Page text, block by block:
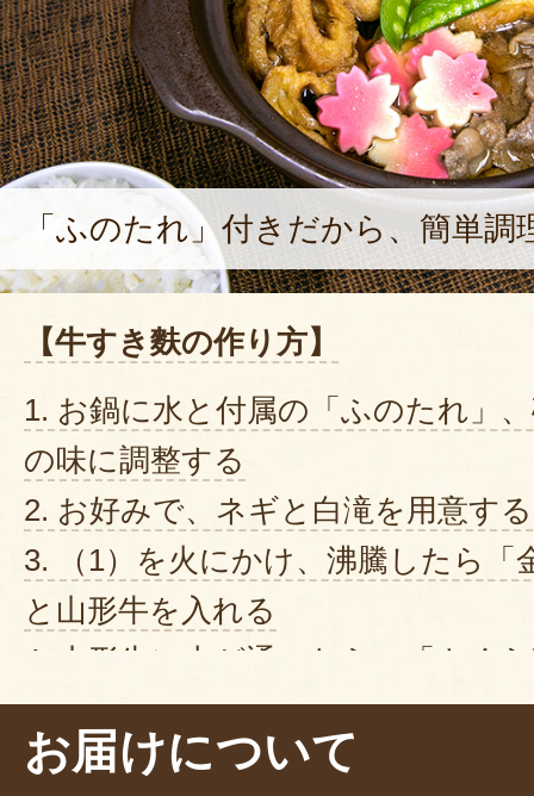
「ふのたれ」付きだから、簡単調
【牛すき麩の作り方】
1. お鍋に水と付属の「ふのたれ」
の味に調整する
2. お好みで、ネギと白滝を用意する
3. （1）を火にかけ、沸騰したら「
と山形牛を入れる
4. 山形牛に火が通ったら、「さく
って完成
お鍋をぐつぐつ煮ている間から、
お届けについて